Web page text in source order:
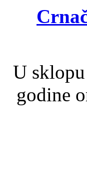
U
godine